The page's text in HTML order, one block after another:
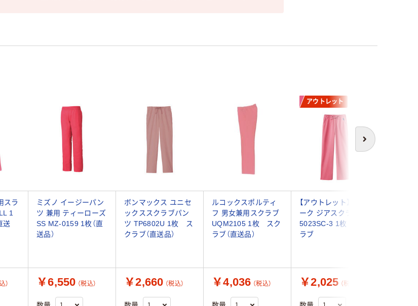
次へ
アウトレット
スラ
1
送
ミズノ イージーパン
ツ 兼用 ティーローズ
SS MZ-0159 1枚（直
送品）
ボンマックス ユニセ
ックススクラブパン
ツ TP6802U 1枚 ス
クラブ（直送品）
ルコックスポルティ
フ 男女兼用スクラブ
UQM2105 1枚 スク
ラブ（直送品）
【アウトレット】フォ
ーク ジアスクラブ
5023SC-3 1枚 スク
ラブ
） ￥6,550 （税込） ￥2,660 （税込） ￥4,036 （税込） ￥2,025 （税込）